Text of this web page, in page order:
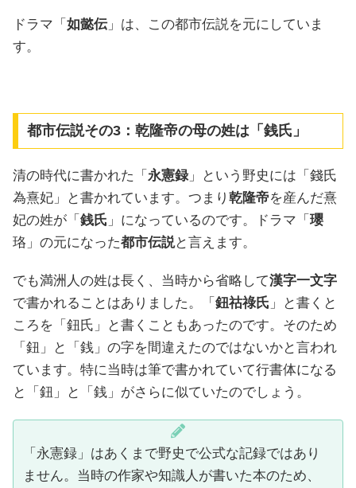
ドラマ「 如懿伝」は、この都市伝説を元にしていま
す。
都市伝説その3：乾隆帝の母の姓は「銭氏」
清の時代に書かれた「 永憲録」という野史には「錢氏
為熹妃」と書かれています。つまり 乾隆帝を産んだ熹
妃の姓が「 銭氏 」になっているのです。ドラマ「 瓔
珞」の元になった都市伝説と言えます。
でも満洲人の姓は長く、当時から省略して漢字一文字
で書かれることはありました。「 鈕祜祿氏 」と書くと
ころを「鈕氏」と書くこともあったのです。そのため
「鈕」と「銭」の字を間違えたのではないかと言われ
ています。特に当時は筆で書かれていて行書体になる
と「鈕」と「銭」がさらに似ていたのでしょう。
「永憲録」はあくまで野史で公式な記録ではあり
ません。当時の作家や知識人が書いた本のため、